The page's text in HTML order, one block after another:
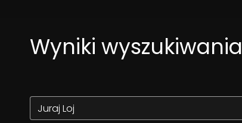
Wyniki wyszukiwania